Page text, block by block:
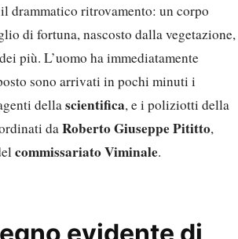
drammatico ritrovamento: un corpo
di fortuna, nascosto dalla vegetazione,
più. L’uomo ha immediatamente
sono arrivati in pochi minuti i
dellascientifica, e i poliziotti della
daRoberto Giuseppe Pititto,
commissariato Viminale.
evidente di